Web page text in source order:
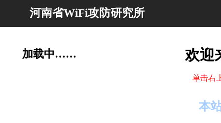
河南省WiFi攻防研究所
加载中…… 欢迎
单击右
本